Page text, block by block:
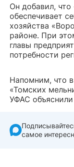
Он добавил,
обеспечивает
хозяйства
районе. При
главы
потребности
Напомним, что
«Томских
УФАС
самое